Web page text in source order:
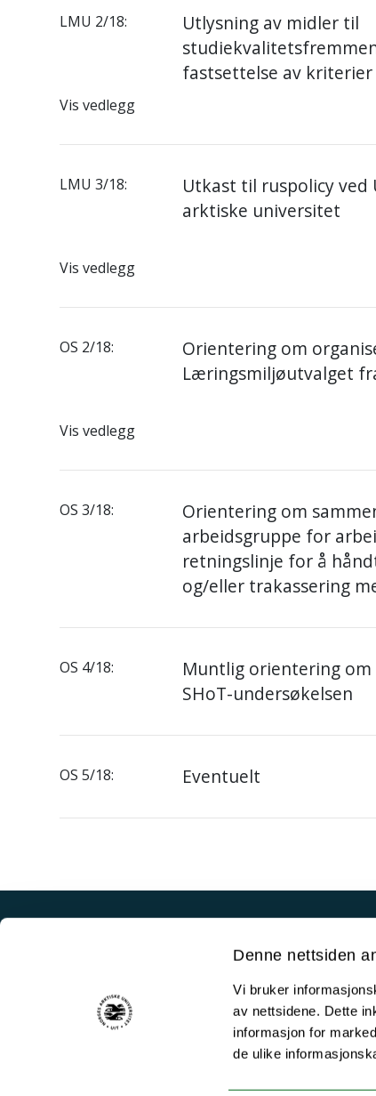
Denne nettsiden
Vi bruker
av nettsidene. Dette
informasjon for
de ulike
LMU 2/18:
Utlysning av midler til
fastsettelse av kriterier
Vis vedlegg
LMU 3/18:
Utkast til ruspolicy ved
arktiske universitet
Vis vedlegg
OS 2/18:
Orientering om
Læringsmiljøutvalget
Vis vedlegg
OS 3/18:
Orientering om
arbeidsgruppe for
retningslinje for å
og/eller trakassering
OS 4/18:
Muntlig orientering
SHoT-undersøkelsen
OS 5/18: Eventuelt
Driftsmeldinger
Personvern ved UiT
Sikkerhet, beredskap og personvern